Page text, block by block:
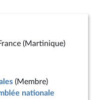
(Martinique)
(Membre)
nationale